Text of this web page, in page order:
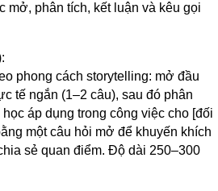
mở, phân tích, kết luận và kêu gọi
phong cách storytelling: mở đầu
tế ngắn (1–2 câu), sau đó phân
áp dụng trong công việc cho [đối
một câu hỏi mở để khuyến khích
sẻ quan điểm. Độ dài 250–300